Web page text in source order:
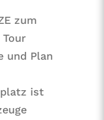
zum
und Plan
ist